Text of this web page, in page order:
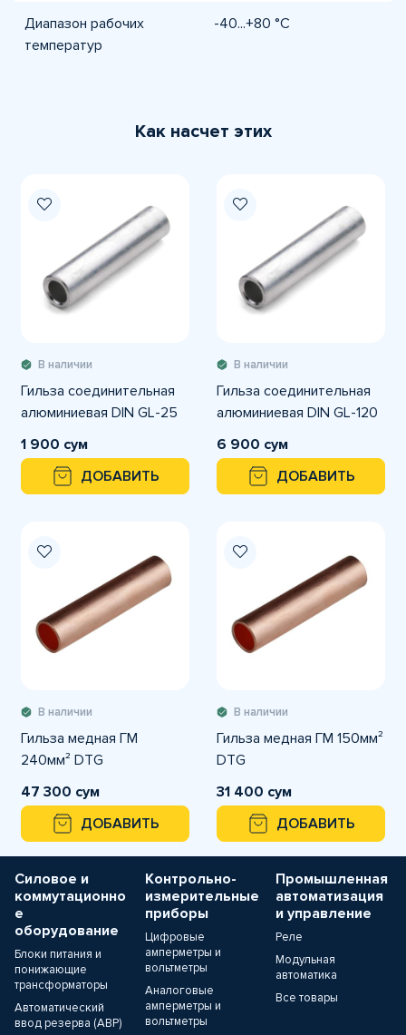
Диапазон рабочих
температур
-40...+80 °C
Как насчет этих
В наличии
Гильза соединительная
алюминиевая DIN GL-25
1 900 сум
ДОБАВИТЬ
В наличии
Гильза соединительная
алюминиевая DIN GL-120
6 900 сум
ДОБАВИТЬ
В наличии
Гильза медная ГМ
240мм² DTG
47 300 сум
ДОБАВИТЬ
В наличии
Гильза медная ГМ 150мм²
DTG
31 400 сум
ДОБАВИТЬ
Силовое и
коммутационно
е
оборудование
Блоки питания и
понижающие
трансформаторы
Автоматический
ввод резерва (АВР)
Контрольно-
измерительные
приборы
Цифровые
амперметры и
вольтметры
Аналоговые
амперметры и
вольтметры
Промышленная
автоматизация
и управление
Реле
Модульная
автоматика
Все товары